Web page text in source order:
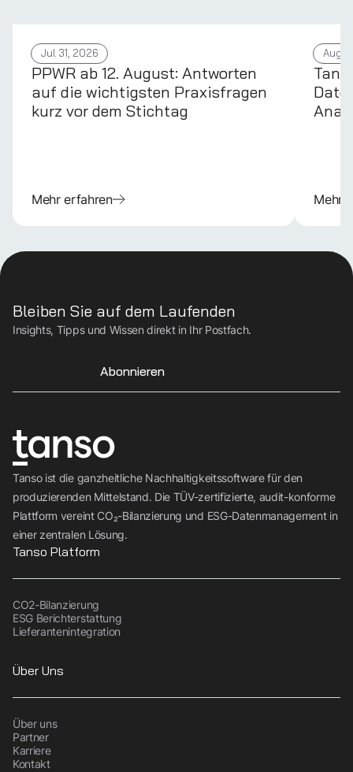
Jul 31, 2026
PPWR ab 12. August: Antworten
auf die wichtigsten Praxisfragen
kurz vor dem Stichtag
Mehr erfahren
Aug
Mehr
Tanso ist die ganzheitliche Nachhaltigkeitssoftware für den
produzierenden Mittelstand. Die TÜV-zertifizierte, audit-konforme
Plattform vereint CO₂-Bilanzierung und ESG-Datenmanagement in
einer zentralen Lösung.
Bleiben Sie auf dem Laufenden
Insights, Tipps und Wissen direkt in Ihr Postfach.
Abonnieren
Tanso Platform
CO2-Bilanzierung
ESG Berichterstattung
Lieferantenintegration
Über Uns
Über uns
Partner
Karriere
Kontakt